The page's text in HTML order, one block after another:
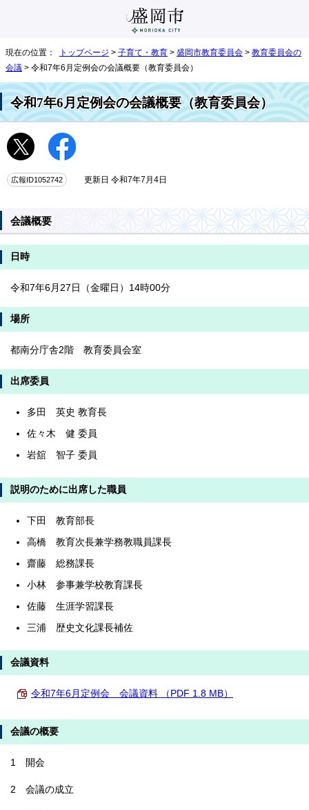
現在の位置： トップページ > 子育て・教育 > 盛岡市教育委員会 > 教育委員会の
会議 > 令和7年6月定例会の会議概要（教育委員会）
令和7年6月定例会の会議概要（教育委員会）
広報ID1052742 更新日 令和7年7月4日
会議概要
日時
令和7年6月27日（金曜日）14時00分
場所
都南分庁舎2階 教育委員会室
出席委員
多田 英史 教育長
佐々木 健 委員
岩舘 智子 委員
説明のために出席した職員
下田 教育部長
高橋 教育次長兼学務教職員課長
齋藤 総務課長
小林 参事兼学校教育課長
佐藤 生涯学習課長
三浦 歴史文化課長補佐
会議資料
令和7年6月定例会 会議資料 （PDF 1.8 MB）
会議の概要
1 開会
2 会議の成立